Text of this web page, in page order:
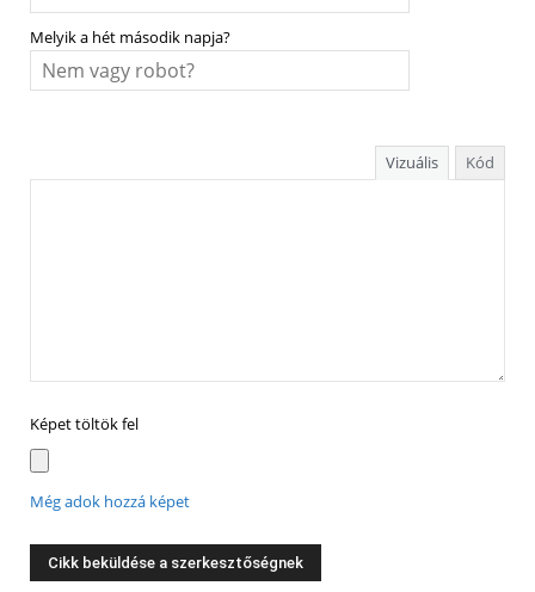
Melyik a hét második napja?
Vizuális Kód
Képet töltök fel
Még adok hozzá képet